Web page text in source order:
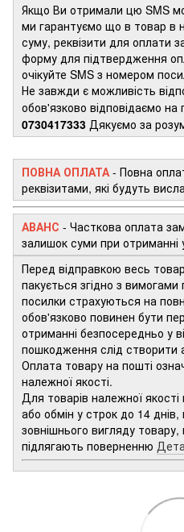
Якщо Ви отримали цю SMS
ми гарантуємо що в товар в
суму, реквізити для оплати
форму для підтвердження
очікуйте SMS з номером
Не завжди є можливість
обов'язково відповідаємо на
0730417333 Дякуємо за
ПОВНА ОПЛАТА - Повна
реквізитами, які будуть
АВАНС - Часткова оплата
залишок суми при отриманні
Перед відправкою весь
пакується згідно з
посилки страхуються на
обов'язково повинен бути
отриманні безпосередньо у
пошкодження слід
Оплата товару на пошті
належної якості.
Для товарів належної
або обмін у строк до 14
зовнішнього вигляду
підлягають поверненню